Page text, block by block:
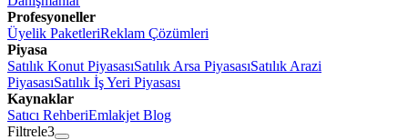
Profesyoneller
Üyelik PaketleriReklam Çözümleri
Piyasa
Satılık Konut PiyasasıSatılık Arsa PiyasasıSatılık Arazi
PiyasasıSatılık İş Yeri Piyasası
Kaynaklar
Satıcı RehberiEmlakjet Blog
Filtrele3